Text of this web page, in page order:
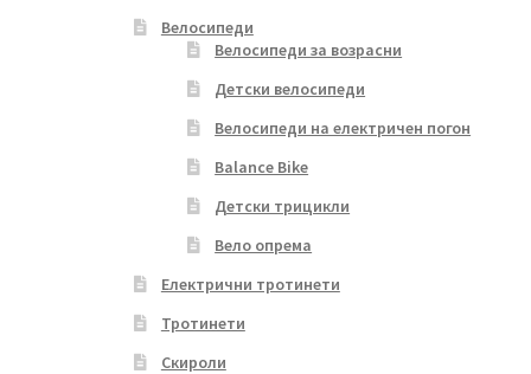
Велосипеди
Велосипеди за возрасни
Детски велосипеди
Велосипеди на електричен погон
Balance Bike
Детски трицикли
Вело опрема
Електрични тротинети
Тротинети
Скироли